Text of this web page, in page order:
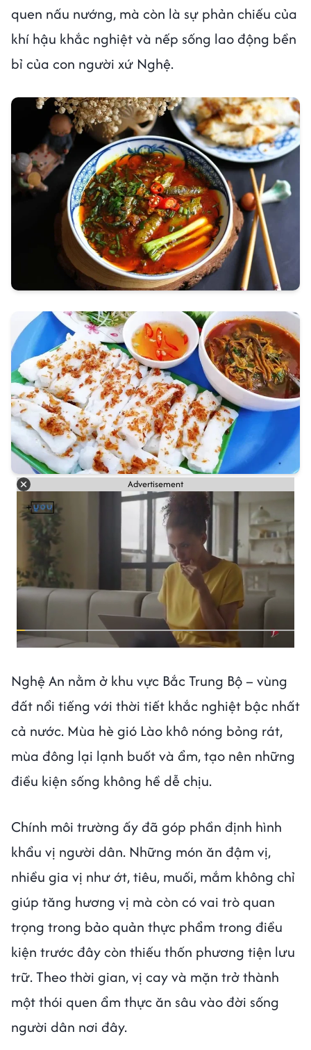
quen nấu nướng, mà còn là sự phản chiếu của
khí hậu khắc nghiệt và nếp sống lao động bền
bỉ của con người xứ Nghệ.
Advertisement
Nghệ An nằm ở khu vực Bắc Trung Bộ – vùng
đất nổi tiếng với thời tiết khắc nghiệt bậc nhất
cả nước. Mùa hè gió Lào khô nóng bỏng rát,
mùa đông lại lạnh buốt và ẩm, tạo nên những
điều kiện sống không hề dễ chịu.
Chính môi trường ấy đã góp phần định hình
khẩu vị người dân. Những món ăn đậm vị,
nhiều gia vị như ớt, tiêu, muối, mắm không chỉ
giúp tăng hương vị mà còn có vai trò quan
trọng trong bảo quản thực phẩm trong điều
kiện trước đây còn thiếu thốn phương tiện lưu
trữ. Theo thời gian, vị cay và mặn trở thành
một thói quen ẩm thực ăn sâu vào đời sống
người dân nơi đây.